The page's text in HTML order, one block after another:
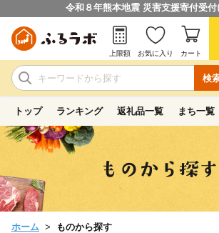
令和８年熊本地震 災害支援寄付受付
検
上限額 お気に入り カート
トップ ランキング 返礼品一覧 まち一覧
ホーム ものから探す